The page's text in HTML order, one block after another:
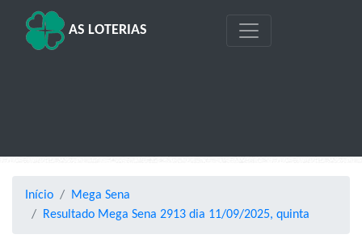
AS LOTERIAS
Início
Mega Sena
Resultado Mega Sena 2913 dia 11/09/2025, quinta